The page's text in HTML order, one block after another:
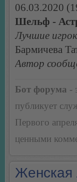
06.03.2020
Шельф -
Лучшие
Бармичева
Автор
Бот форума -
публикует
Первого
ценными
Женская